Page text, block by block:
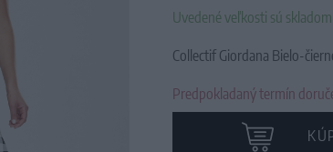
Uvedené veľkosti sú
Collectif Giordana Bielo-
Predpokladaný termín